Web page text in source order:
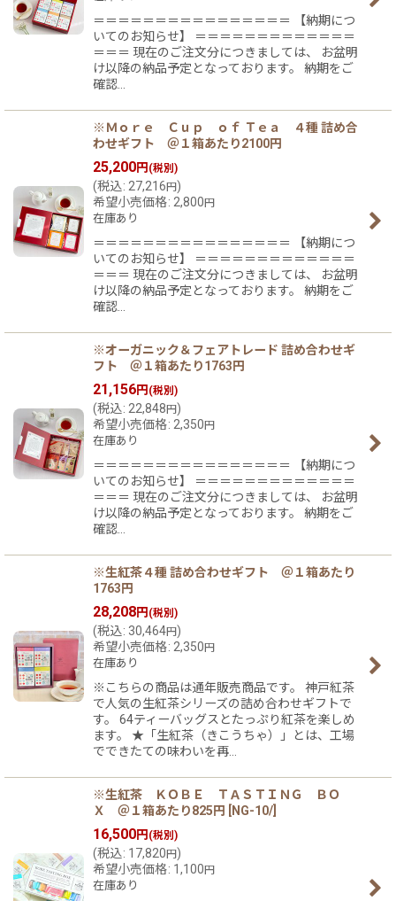
＝＝＝＝＝＝＝＝＝＝＝＝＝＝＝＝ 【納期につ
いてのお知らせ】 ＝＝＝＝＝＝＝＝＝＝＝＝＝
＝＝＝ 現在のご注文分につきましては、 お盆明
け以降の納品予定となっております。 納期をご
確認…
※Ｍｏｒｅ Ｃｕｐ ｏｆ Ｔｅａ ４種 詰め合
わせギフト ＠１箱あたり2100円
25,200円 (税別)
(税込: 27,216 円 )
希望小売価格: 2,800 円
在庫あり
＝＝＝＝＝＝＝＝＝＝＝＝＝＝＝＝ 【納期につ
いてのお知らせ】 ＝＝＝＝＝＝＝＝＝＝＝＝＝
＝＝＝ 現在のご注文分につきましては、 お盆明
け以降の納品予定となっております。 納期をご
確認…
※オーガニック＆フェアトレード 詰め合わせギ
フト ＠１箱あたり1763円
21,156円 (税別)
(税込: 22,848 円 )
希望小売価格: 2,350 円
在庫あり
＝＝＝＝＝＝＝＝＝＝＝＝＝＝＝＝ 【納期につ
いてのお知らせ】 ＝＝＝＝＝＝＝＝＝＝＝＝＝
＝＝＝ 現在のご注文分につきましては、 お盆明
け以降の納品予定となっております。 納期をご
確認…
※生紅茶４種 詰め合わせギフト ＠１箱あたり
1763円
28,208円 (税別)
(税込: 30,464円 )
希望小売価格: 2,350 円
在庫あり
※こちらの商品は通年販売商品です。 神戸紅茶
で人気の生紅茶シリーズの詰め合わせギフトで
す。 64ティーバッグスとたっぷり紅茶を楽しめ
ます。 ★「生紅茶（きこうちゃ）」とは、工場
でできたての味わいを再…
※生紅茶 ＫＯＢＥ ＴＡＳＴＩＮＧ ＢＯ
Ｘ ＠１箱あたり825円
NG-10/
16,500円 (税別)
(税込: 17,820 円 )
希望小売価格: 1,100 円
在庫あり